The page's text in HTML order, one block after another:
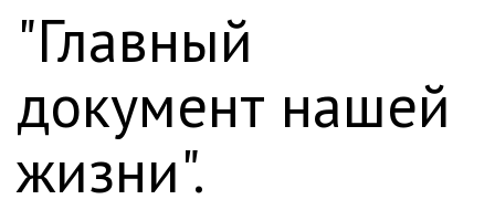
"Главный
документ нашей
жизни".